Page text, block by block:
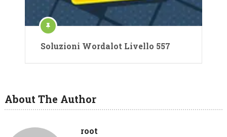
Soluzioni Wordalot Livello 557
About The Author
root